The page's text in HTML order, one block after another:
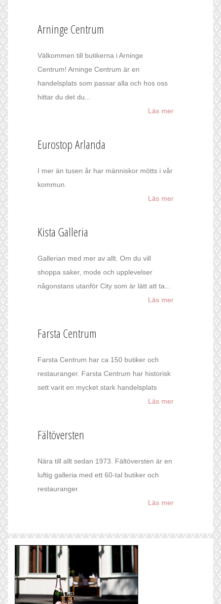
Arninge Centrum
Välkommen till butikerna i Arninge
Centrum! Arninge Centrum är en
handelsplats som passar alla och hos oss
hittar du det du...
Läs mer
Eurostop Arlanda
I mer än tusen år har människor mötts i vår
kommun.
Läs mer
Kista Galleria
Gallerian med mer av allt. Om du vill
shoppa saker, mode och upplevelser
någonstans utanför City som är lätt att ta...
Läs mer
Farsta Centrum
Farsta Centrum har ca 150 butiker och
restauranger. Farsta Centrum har historisk
sett varit en mycket stark handelsplats
Läs mer
Fältöversten
Nära till allt sedan 1973. Fältöversten är en
luftig galleria med ett 60-tal butiker och
restauranger.
Läs mer